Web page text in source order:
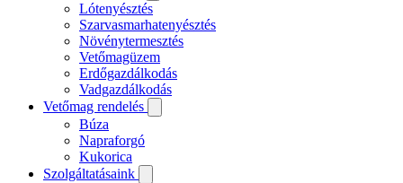
Lótenyésztés
Szarvasmarhatenyésztés
Növénytermesztés
Vetőmagüzem
Erdőgazdálkodás
Vadgazdálkodás
Vetőmag rendelés
Búza
Napraforgó
Kukorica
Szolgáltatásaink